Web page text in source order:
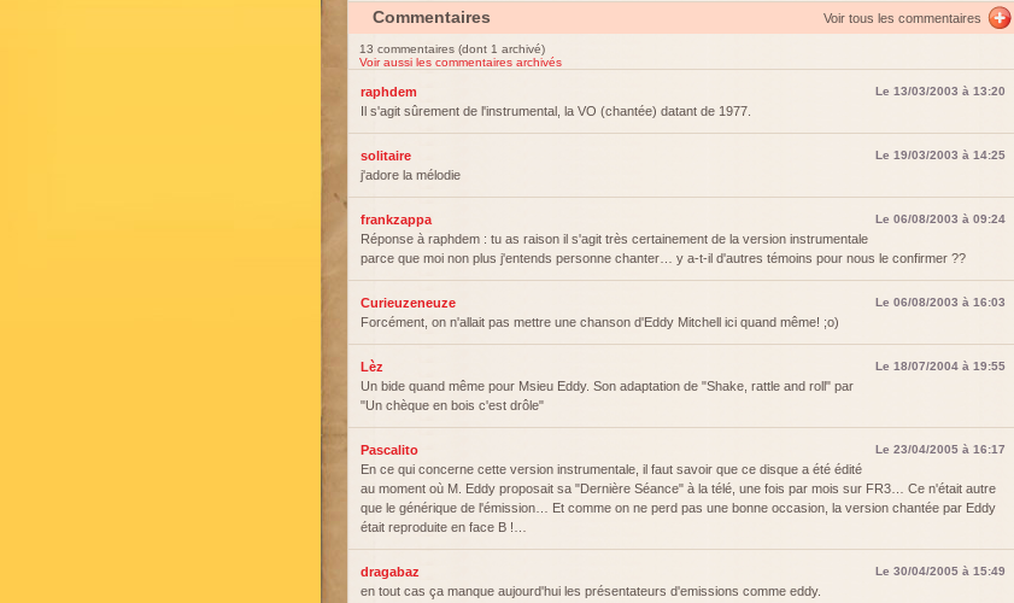
Commentaires Voir tous les commentaires
13 commentaires (dont 1 archivé)
Voir aussi les commentaires archivés
raphdem Le 13/03/2003 à 13:20
Il s'agit sûrement de l'instrumental, la VO (chantée) datant de 1977.
solitaire Le 19/03/2003 à 14:25
j'adore la mélodie
frankzappa Le 06/08/2003 à 09:24
Réponse à raphdem : tu as raison il s'agit très certainement de la version instrumentale
parce que moi non plus j'entends personne chanter… y a-t-il d'autres témoins pour nous le confirmer ??
Curieuzeneuze Le 06/08/2003 à 16:03
Forcément, on n'allait pas mettre une chanson d'Eddy Mitchell ici quand même! ;o)
Lèz Le 18/07/2004 à 19:55
Un bide quand même pour Msieu Eddy. Son adaptation de "Shake, rattle and roll" par
"Un chèque en bois c'est drôle"
Pascalito Le 23/04/2005 à 16:17
En ce qui concerne cette version instrumentale, il faut savoir que ce disque a été édité
au moment où M. Eddy proposait sa "Dernière Séance" à la télé, une fois par mois sur FR3… Ce n'était autre
que le générique de l'émission… Et comme on ne perd pas une bonne occasion, la version chantée par Eddy
était reproduite en face B !…
dragabaz Le 30/04/2005 à 15:49
en tout cas ça manque aujourd'hui les présentateurs d'emissions comme eddy.